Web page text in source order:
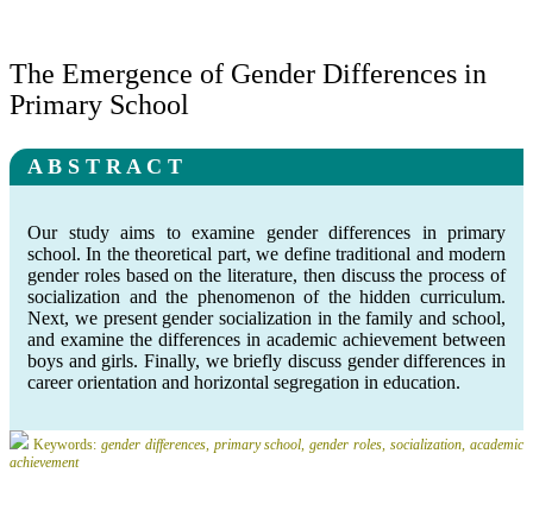
The Emergence of Gender Differences in
Primary School
A B S T R A C T
Our study aims to examine gender differences in primary
school. In the theoretical part, we define traditional and modern
gender roles based on the literature, then discuss the process of
socialization and the phenomenon of the hidden curriculum.
Next, we present gender socialization in the family and school,
and examine the differences in academic achievement between
boys and girls. Finally, we briefly discuss gender differences in
career orientation and horizontal segregation in education.
Keywords: gender differences, primary school, gender roles, socialization, academic
achievement